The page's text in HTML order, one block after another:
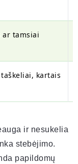
ar tamsiai
kartais
ir nesukelia
stebėjimo.
papildomų